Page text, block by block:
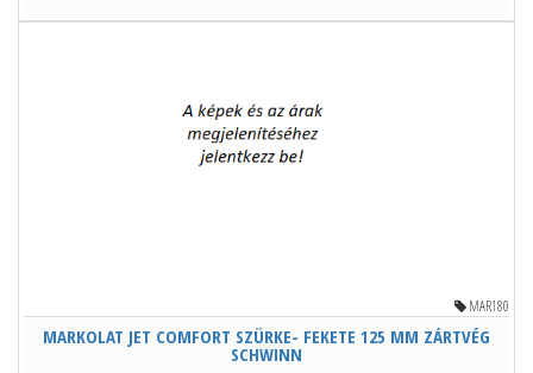
MAR180
MARKOLAT JET COMFORT SZÜRKE- FEKETE 125 MM ZÁRTVÉG
SCHWINN